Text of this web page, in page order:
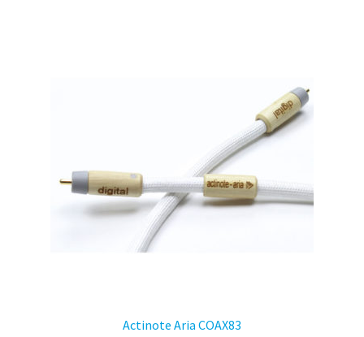
Actinote Aria COAX83